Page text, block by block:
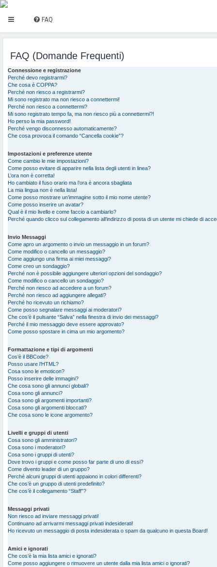
FAQ
FAQ (Domande Frequenti)
Connessione e registrazione
Perché devo registrarmi?
Che cosa è COPPA?
Perché non riesco a registrarmi?
Mi sono registrato ma non riesco a connettermi!
Perché non riesco a connettermi?
Mi sono registrato tempo fa, ma non riesco più a connettermi?!
Ho perso la mia password!
Perché vengo disconnesso automaticamente?
Che cosa provoca il comando “Cancella cookie”?
Impostazioni e preferenze utente
Come cambio le mie impostazioni?
Come posso evitare di apparire nella lista degli utenti in linea?
L’ora non è corretta!
Ho cambiato il fuso orario ma l’ora è ancora sbagliata
La mia lingua non è nella lista!
Come posso mostrare un’immagine sotto il mio nome utente?
Come posso inserire un avatar?
Qual è il mio livello e come faccio a cambiarlo?
Perché quando clicco sul collegamento all’indirizzo di posta di un utente mi chiede di
Invio Messaggi
Come apro un argomento o invio un messaggio in un forum?
Come modifico o cancello un messaggio?
Come aggiungo una firma ai miei messaggi?
Come creo un sondaggio?
Perché non è possibile aggiungere ulteriori opzioni del sondaggio?
Come modifico o cancello un sondaggio?
Perché non riesco ad accedere a un forum?
Perché non riesco ad aggiungere allegati?
Perché ho ricevuto un richiamo?
Come posso segnalare messaggi ai moderatori?
Che cos’è il pulsante “Salva” nella finestra di invio dei messaggi?
Perché il mio messaggio deve essere approvato?
Come posso spostare in cima un mio argomento?
Formattazione e tipi di argomenti
Cos’è il BBCode?
Posso usare l’HTML?
Cosa sono le emoticon?
Posso inserire delle immagini?
Che cosa sono gli annunci globali?
Cosa sono gli annunci?
Cosa sono gli argomenti importanti?
Cosa sono gli argomenti bloccati?
Che cosa sono le icone argomento?
Livelli e gruppi di utenti
Cosa sono gli amministratori?
Cosa sono i moderatori?
Cosa sono i gruppi di utenti?
Dove trovo i gruppi e come posso far parte di uno di essi?
Come divento leader di un gruppo?
Perché alcuni gruppi di utenti appaiono in colori differenti?
Che cos’è un gruppo di utenti predefinito?
Che cos’è il collegamento “Staff”?
Messaggi privati
Non riesco ad inviare messaggi privati!
Continuano ad arrivarmi messaggi privati indesiderati!
Ho ricevuto un messaggio di posta indesiderata o spam da qualcuno in questa Board!
Amici e ignorati
Che cos’è la mia lista amici e ignorati?
Come posso aggiungere o rimuovere un utente dalla mia lista amici o ignorati?